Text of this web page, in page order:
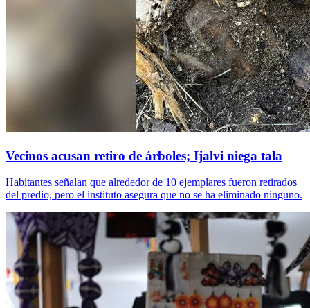
Vecinos acusan retiro de árboles; Ijalvi niega tala
Habitantes señalan que alrededor de 10 ejemplares fueron retirados
del predio, pero el instituto asegura que no se ha eliminado ninguno.